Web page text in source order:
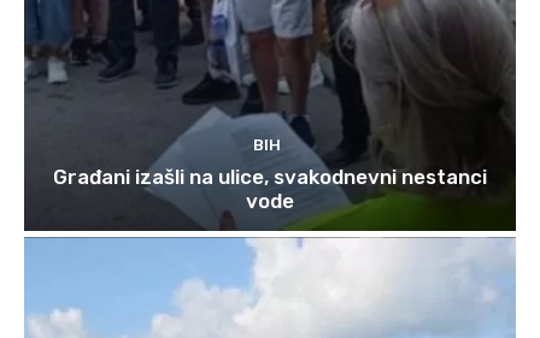
BIH
Građani izašli na ulice, svakodnevni nestanci
vode